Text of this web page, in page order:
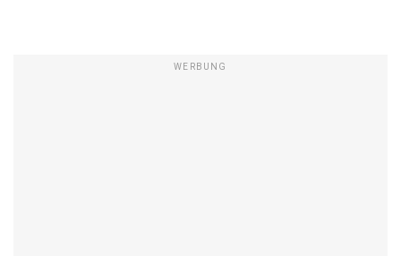
WERBUNG